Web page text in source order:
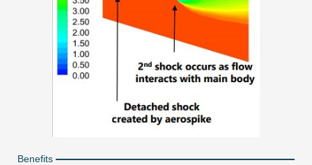
Benefits